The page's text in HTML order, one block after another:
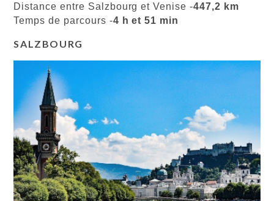
Distance entre Salzbourg et Venise -447,2 km
Temps de parcours -4 h et 51 min
SALZBOURG